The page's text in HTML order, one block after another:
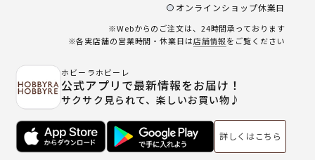
オンラインショップ休業日
※Webからのご注文は、24時間承っております
※各実店舗の営業時間・休業日は店舗情報をご覧ください
ホビーラホビーレ
公式アプリで最新情報をお届け！
サクサク見られて、楽しいお買い物♪
詳しくはこちら